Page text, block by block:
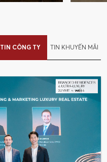
TIN CÔNG TY TIN KHUYẾN MÃI